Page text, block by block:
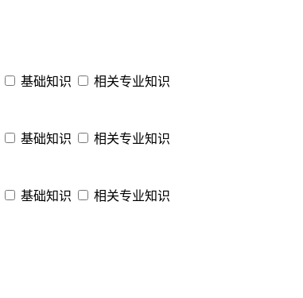
基础知识
相关专业知识
基础知识
相关专业知识
基础知识
相关专业知识